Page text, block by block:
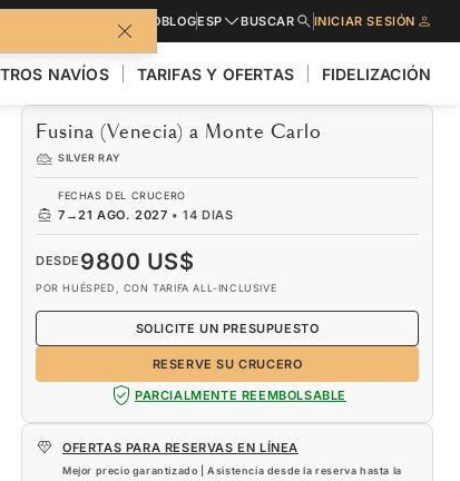
SOLICITE PRESUPUESTOBLOGESP BUSCAR INICIAR SESIÓN
NAVÍOS TARIFAS Y OFERTAS FIDELIZACIÓN
Fusina (Venecia) a Monte Carlo
SILVER RAY
FECHAS DEL CRUCERO
7 →21 AGO. 2027 •14 DIAS
DESDE 9800 US$
POR HUÉSPED, CON TARIFA ALL-INCLUSIVE
RESERVE SU CRUCERO
SOLICITE UN PRESUPUESTO
PARCIALMENTE REEMBOLSABLE
OFERTAS PARA RESERVAS EN LÍNEA
Mejor precio garantizado | Asistencia desde la reserva hasta la